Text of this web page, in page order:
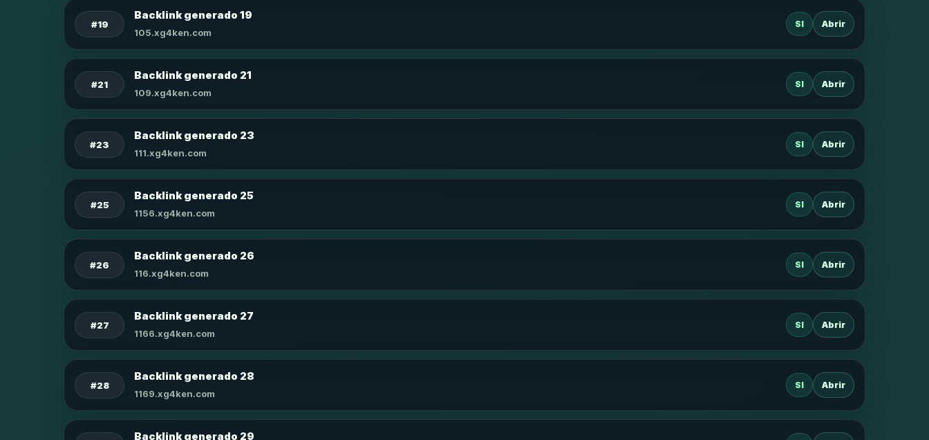
#19
Backlink generado 19
105.xg4ken.com
SI Abrir
#21
Backlink generado 21
109.xg4ken.com
SI Abrir
#23
Backlink generado 23
111.xg4ken.com
SI Abrir
#25
Backlink generado 25
1156.xg4ken.com
SI Abrir
#26
Backlink generado 26
116.xg4ken.com
SI Abrir
#27
Backlink generado 27
1166.xg4ken.com
SI Abrir
#28
Backlink generado 28
1169.xg4ken.com
SI Abrir
Backlink generado 29